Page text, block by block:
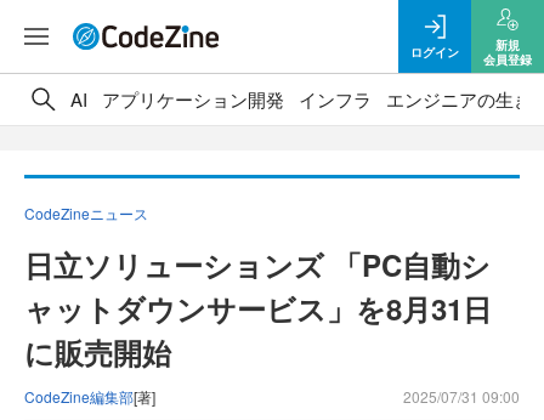
ログイン
新規
会員登録
AI アプリケーション開発 インフラ エンジニアの生き
CodeZineニュース
日立ソリューションズ 「PC自動シ
ャットダウンサービス」を8月31日
に販売開始
CodeZine編集部[著] 2025/07/31 09:00